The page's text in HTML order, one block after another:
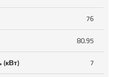
76
80.95
7